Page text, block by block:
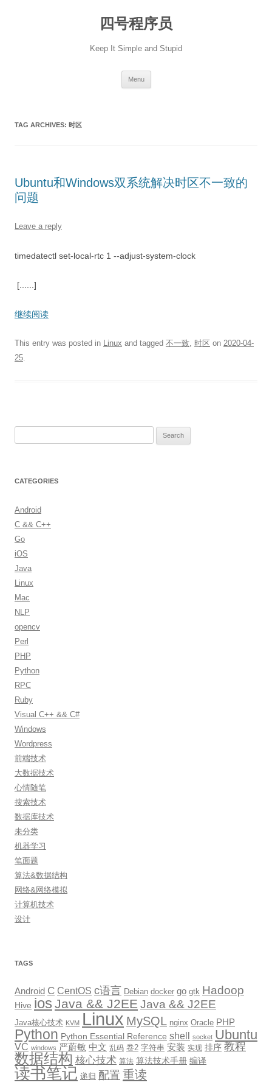
四号程序员
Keep It Simple and Stupid
Menu
TAG ARCHIVES: 时区
Ubuntu和Windows双系统解决时区不一致的
问题
Leave a reply
timedatectl set-local-rtc 1 --adjust-system-clock
[......]
继续阅读
This entry was posted in Linux and tagged 不一致, 时区 on 2020-04-
25.
r
h
f
o
r
:
CATEGORIES
Android
C && C++
Go
iOS
Java
Linux
Mac
NLP
opencv
Perl
PHP
Python
RPC
Ruby
Visual C++ && C#
Windows
Wordpress
前端技术
大数据技术
心情随笔
搜索技术
数据库技术
未分类
机器学习
笔面题
算法&数据结构
网络&网络模拟
计算机技术
设计
TAGS
Android C CentOS c语言 Debian docker go gtk Hadoop
Hive ios Java && J2EE Java && J2EE
Java核心技术 KVM Linux MySQL nginx Oracle PHP
Python Python Essential Reference shell socket Ubuntu
VC windows 严蔚敏 中文 乱码 卷2 字符串 安装 实现 排序 教程
数据结构 核心技术 算法 算法技术手册 编译
读书笔记 递归 配置 重读